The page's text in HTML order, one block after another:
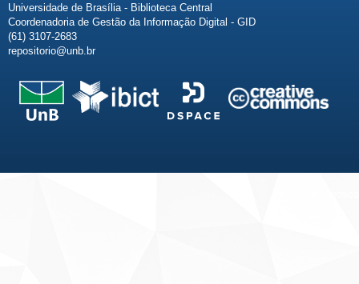
Universidade de Brasília - Biblioteca Central
Coordenadoria de Gestão da Informação Digital - GID
(61) 3107-2683
repositorio@unb.br